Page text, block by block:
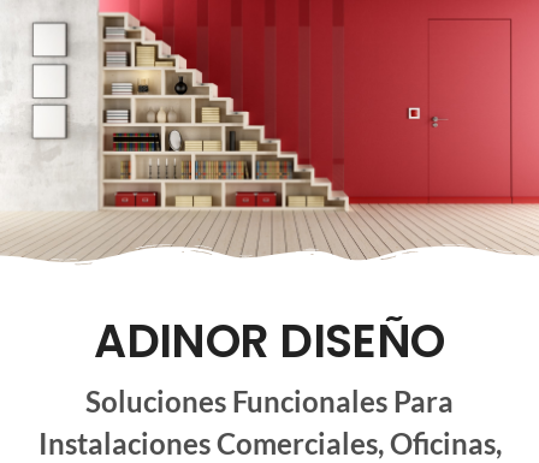
ADINOR DISEÑO
Soluciones Funcionales Para
Instalaciones Comerciales, Oficinas,